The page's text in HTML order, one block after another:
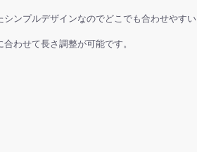
ンプルデザインなのでどこでも合わせやすい
わせて長さ調整が可能です。